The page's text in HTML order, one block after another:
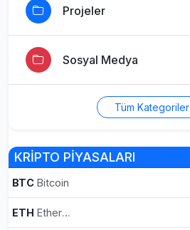
Projeler
Sosyal Medya
Tüm Kategoriler
KRİPTO PİYASALARI
BTC Bitcoin
ETH Ethereum